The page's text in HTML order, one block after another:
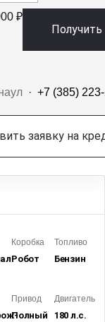
₽
· +7 (385)
заявку на
Коробка
Робот
Топливо
Бензин
Привод
Полный
Двигатель
180 л.с.